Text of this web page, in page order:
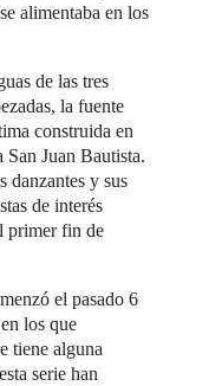
alimentaba en los
de las tres
la fuente
construida en
San Juan Bautista.
danzantes y sus
de interés
primer fin de
el pasado 6
los que
tiene alguna
serie han